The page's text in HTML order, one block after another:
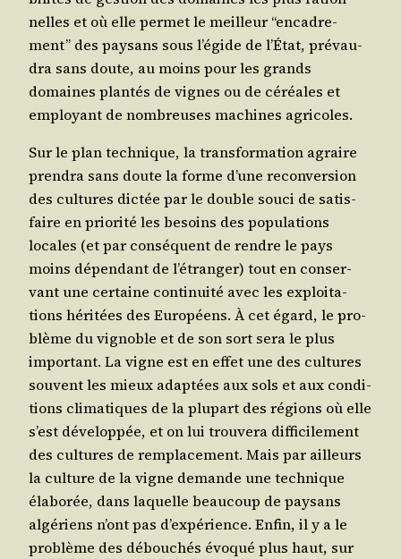
nelles et où elle per­met le meilleur “enca­dre­
ment” des pay­sans sous l’é­gide de l’État, pré­vau­
dra sans doute, au moins pour les grands
domaines plan­tés de vignes ou de céréales et
employant de nom­breuses machines agricoles.
Sur le plan tech­nique, la trans­for­ma­tion agraire
pren­dra sans doute la forme d’une recon­ver­sion
des cultures dic­tée par le double sou­ci de satis­
faire en prio­ri­té les besoins des popu­la­tions
locales (et par consé­quent de rendre le pays
moins dépen­dant de l’é­tran­ger) tout en conser­
vant une cer­taine conti­nui­té avec les exploi­ta­
tions héri­tées des Euro­péens. À cet égard, le pro­
blème du vignoble et de son sort sera le plus
impor­tant. La vigne est en effet une des cultures
sou­vent les mieux adap­tées aux sols et aux condi­
tions cli­ma­tiques de la plu­part des régions où elle
s’est déve­lop­pée, et on lui trou­ve­ra dif­fi­ci­le­ment
des cultures de rem­pla­ce­ment. Mais par ailleurs
la culture de la vigne demande une tech­nique
éla­bo­rée, dans laquelle beau­coup de pay­sans
algé­riens n’ont pas d’ex­pé­rience. Enfin, il y a le
pro­blème des débou­chés évo­qué plus haut, sur